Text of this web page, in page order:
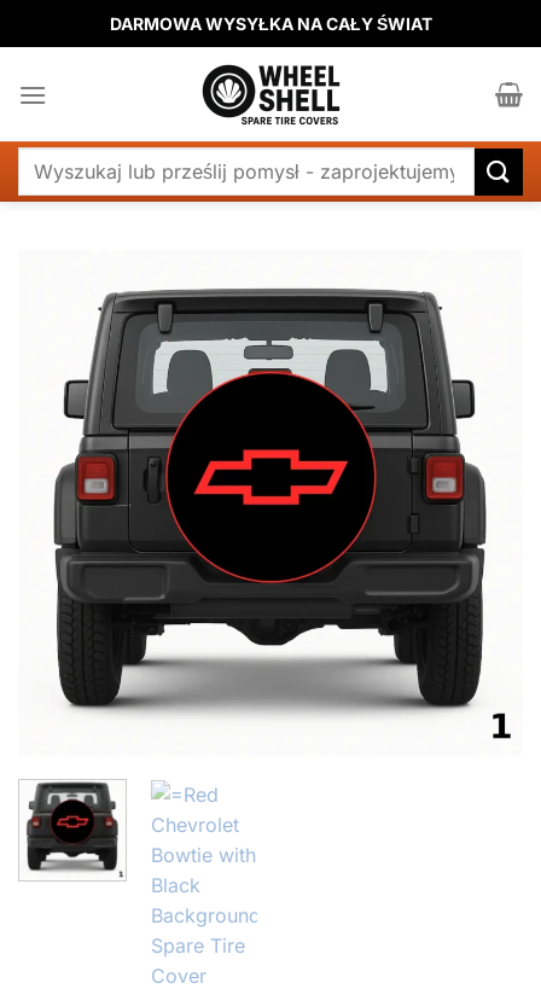
do
DARMOWA WYSYŁKA NA CAŁY ŚWIAT
Szukaj: